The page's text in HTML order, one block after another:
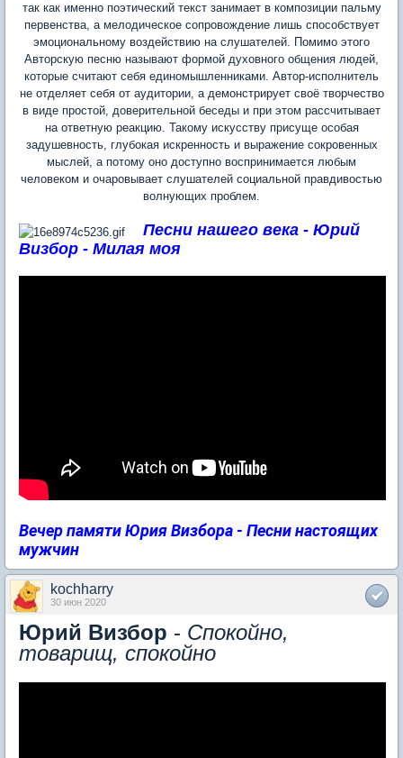
так как именно поэтический текст занимает в композиции пальму
первенства, а мелодическое сопровождение лишь способствует
эмоциональному воздействию на слушателей. Помимо этого
Авторскую песню называют формой духовного общения людей,
которые считают себя единомышленниками. Автор-исполнитель
не отделяет себя от аудитории, а демонстрирует своё творчество
в виде простой, доверительной беседы и при этом рассчитывает
на ответную реакцию. Такому искусству присуще особая
задушевность, глубокая искренность и выражение сокровенных
мыслей, а потому оно доступно воспринимается любым
человеком и очаровывает слушателей социальной правдивостью
волнующих проблем.
Песни нашего века - Юрий
Визбор - Милая моя
Вечер памяти Юрия Визбора - Песни настоящих
мужчин
kochharry
30 июн 2020
Юрий Визбор - Спокойно,
товарищ, спокойно